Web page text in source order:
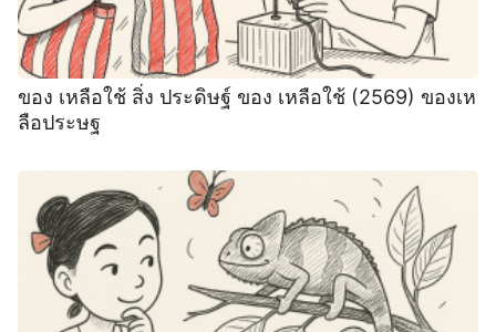
ของ เหลือใช้ สิ่ง ประดิษฐ์ ของ เหลือใช้ (2569) ของเห
ลือประษฐ